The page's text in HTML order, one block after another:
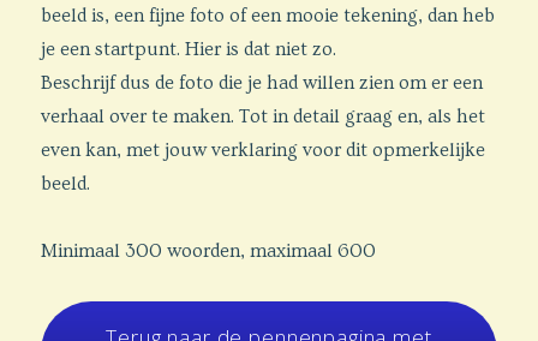
beeld is, een fijne foto of een mooie tekening, dan heb
je een startpunt. Hier is dat niet zo.
Beschrijf dus de foto die je had willen zien om er een
verhaal over te maken. Tot in detail graag en, als het
even kan, met jouw verklaring voor dit opmerkelijke
beeld.
Minimaal 300 woorden, maximaal 600